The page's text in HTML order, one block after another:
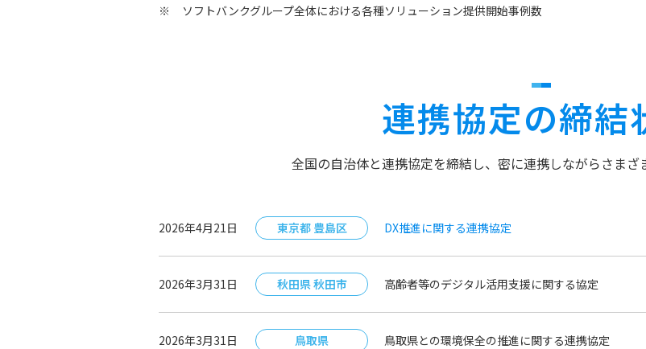
※
ソフトバンクグループ全体における各種ソリューション提供開始事例数
連携協定の締結
全国の自治体と連携協定を締結し、密に連携しながらさまざ
2026年4月21日 東京都 豊島区 DX推進に関する連携協定
2026年3月31日 秋田県 秋田市 高齢者等のデジタル活用支援に関する協定
2026年3月31日 鳥取県 鳥取県との環境保全の推進に関する連携協定